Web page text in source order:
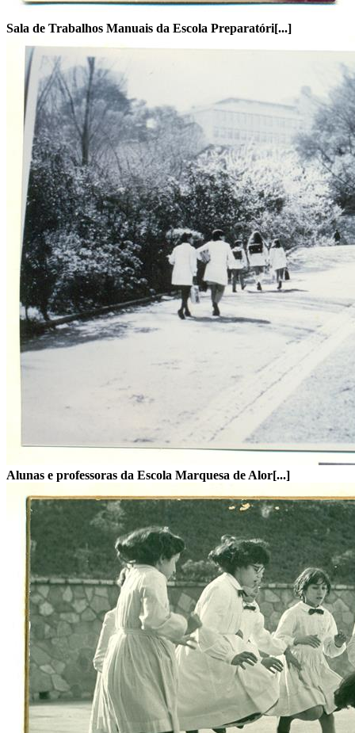
Sala de Trabalhos Manuais da Escola Preparatóri[...]
Alunas e professoras da Escola Marquesa de Alor[...]